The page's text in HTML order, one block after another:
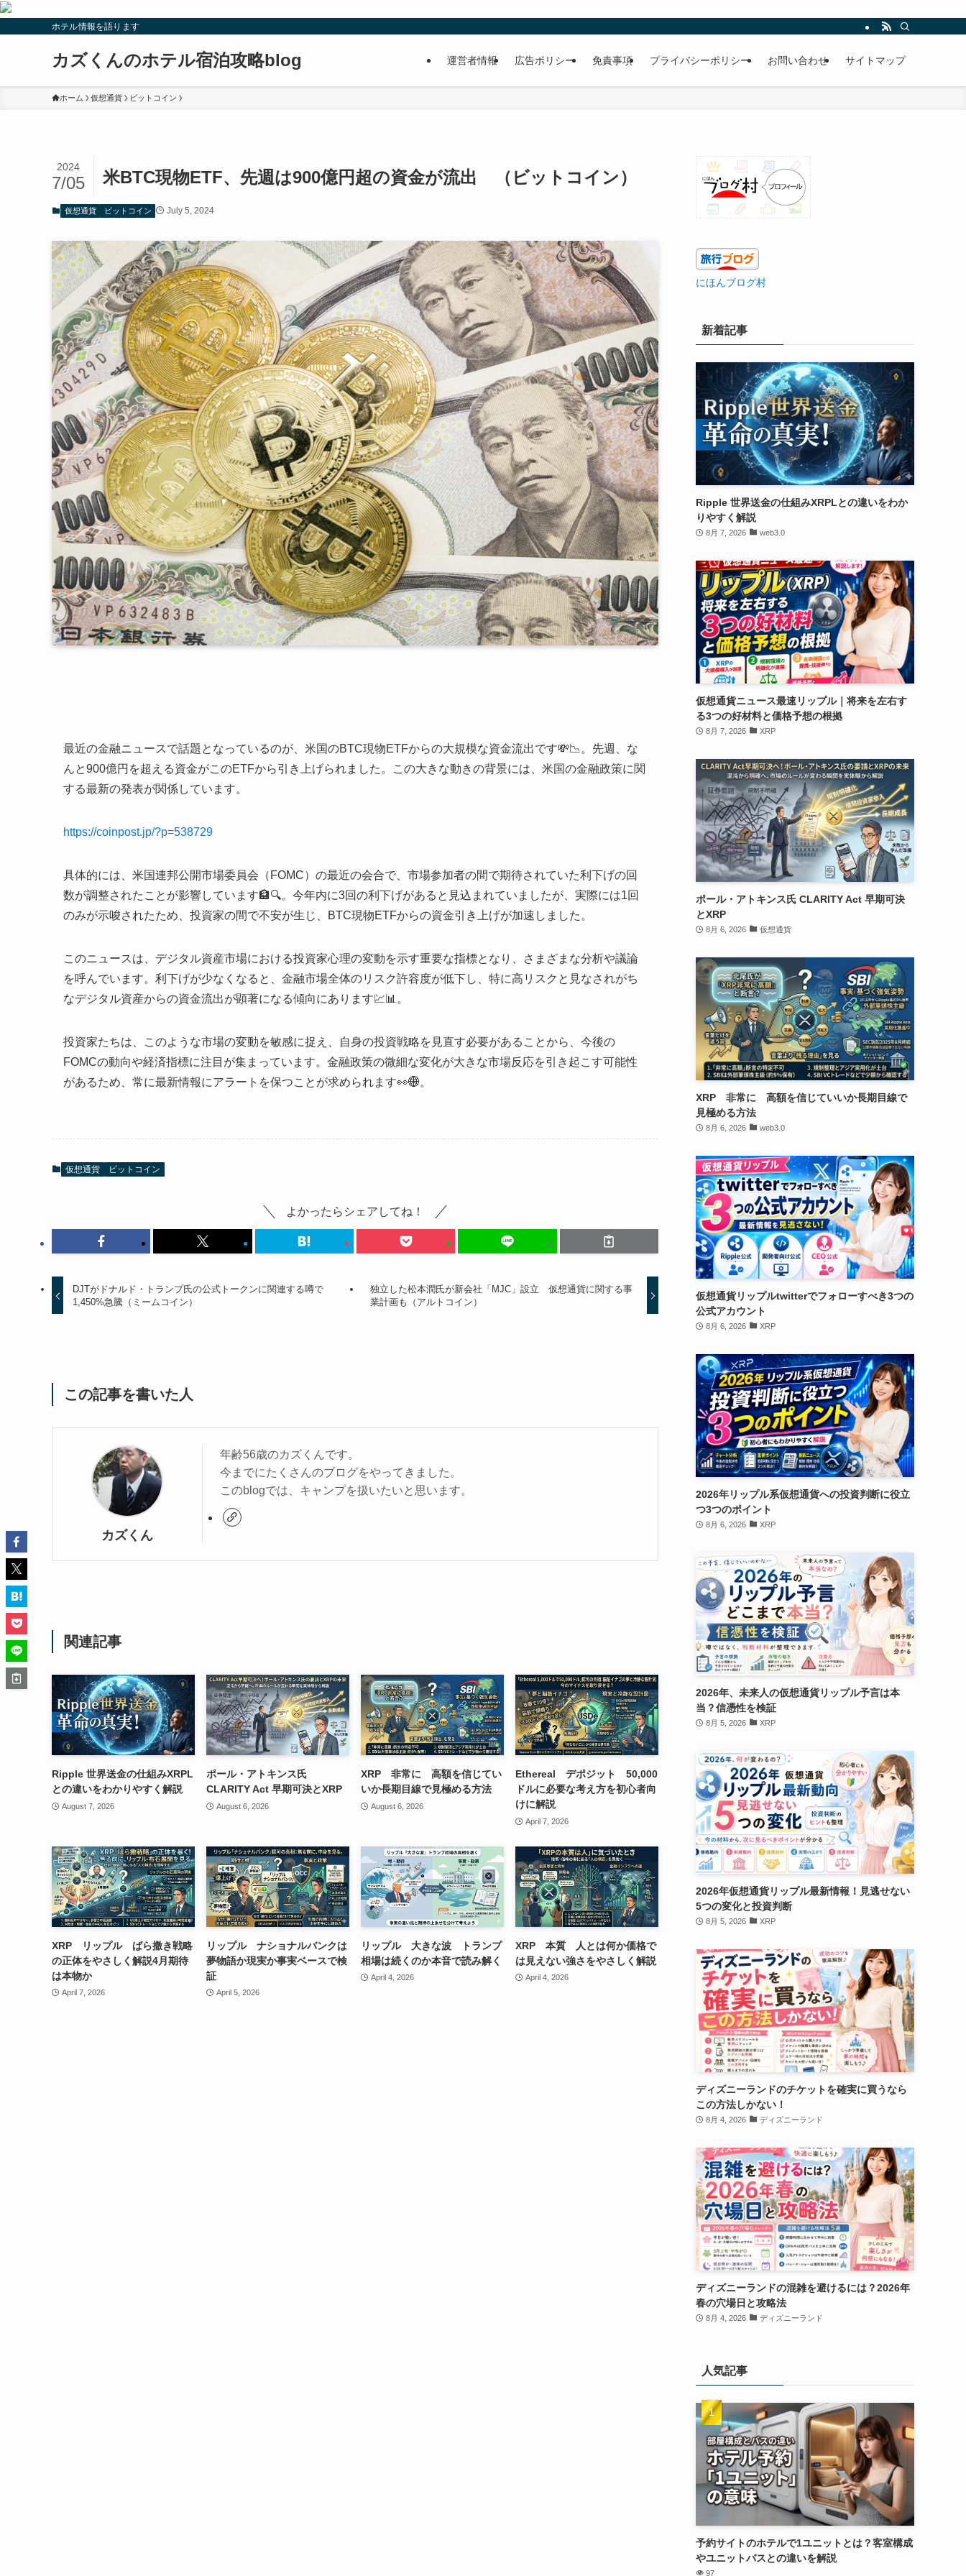
ホテル情報を語ります
カズくんのホテル宿泊攻略blog 運営者情報 広告ポリシー 免責事項 プライバシーポリシー お問い合わせ サイトマップ
ホーム 仮想通貨 ビットコイン
米BTC現物ETF、先週は900億円超の資金が流出 （ビットコイン）
2024
7/05
仮想通貨 ビットコイン July 5, 2024
最近の金融ニュースで話題となっているのが、米国のBTC現物ETFからの大規模な資金流出です💸📉。先週、な
んと900億円を超える資金がこのETFから引き上げられました。この大きな動きの背景には、米国の金融政策に関
する最新の発表が関係しています。
https://coinpost.jp/?p=538729
具体的には、米国連邦公開市場委員会（FOMC）の最近の会合で、市場参加者の間で期待されていた利下げの回
数が調整されたことが影響しています🏦🔍。今年内に3回の利下げがあると見込まれていましたが、実際には1回
のみが示唆されたため、投資家の間で不安が生じ、BTC現物ETFからの資金引き上げが加速しました。
このニュースは、デジタル資産市場における投資家心理の変動を示す重要な指標となり、さまざまな分析や議論
を呼んでいます。利下げが少なくなると、金融市場全体のリスク許容度が低下し、特に高リスクと見なされがち
なデジタル資産からの資金流出が顕著になる傾向にあります💹📊。
投資家たちは、このような市場の変動を敏感に捉え、自身の投資戦略を見直す必要があることから、今後の
FOMCの動向や経済指標に注目が集まっています。金融政策の微細な変化が大きな市場反応を引き起こす可能性
があるため、常に最新情報にアラートを保つことが求められます👀🌐。
仮想通貨 ビットコイン
よかったらシェアしてね！
DJTがドナルド・トランプ氏の公式トークンに関連する噂で
1,450%急騰（ミームコイン）
独立した松本潤氏が新会社「MJC」設立 仮想通貨に関する事
業計画も（アルトコイン）
この記事を書いた人
カズくん
年齢56歳のカズくんです。
今までにたくさんのブログをやってきました。
このblogでは、キャンプを扱いたいと思います。
関連記事
Ripple 世界送金の仕組みXRPL
との違いをわかりやすく解説
August 7, 2026
ポール・アトキンス氏
CLARITY Act 早期可決とXRP
August 6, 2026
XRP 非常に 高額を信じてい
いか長期目線で見極める方法
August 6, 2026
Ethereal デポジット 50,000
ドルに必要な考え方を初心者向
けに解説
April 7, 2026
XRP リップル ばら撒き戦略
の正体をやさしく解説4月期待
は本物か
April 7, 2026
リップル ナショナルバンクは
夢物語か現実か事実ベースで検
証
April 5, 2026
リップル 大きな波 トランプ
相場は続くのか本音で読み解く
April 4, 2026
XRP 本質 人とは何か価格で
は見えない強さをやさしく解説
April 4, 2026
にほんブログ村
新着記事
Ripple 世界送金の仕組みXRPLとの違いをわか
りやすく解説
8月 7, 2026 web3.0
仮想通貨ニュース最速リップル｜将来を左右す
る3つの好材料と価格予想の根拠
8月 7, 2026 XRP
ポール・アトキンス氏 CLARITY Act 早期可決
とXRP
8月 6, 2026 仮想通貨
XRP 非常に 高額を信じていいか長期目線で
見極める方法
8月 6, 2026 web3.0
仮想通貨リップルtwitterでフォローすべき3つの
公式アカウント
8月 6, 2026 XRP
2026年リップル系仮想通貨への投資判断に役立
つ3つのポイント
8月 6, 2026 XRP
2026年、未来人の仮想通貨リップル予言は本
当？信憑性を検証
8月 5, 2026 XRP
2026年仮想通貨リップル最新情報！見逃せない
5つの変化と投資判断
8月 5, 2026 XRP
ディズニーランドのチケットを確実に買うなら
この方法しかない！
8月 4, 2026 ディズニーランド
ディズニーランドの混雑を避けるには？2026年
春の穴場日と攻略法
8月 4, 2026 ディズニーランド
人気記事
予約サイトのホテルで1ユニットとは？客室構成
やユニットバスとの違いを解説
97